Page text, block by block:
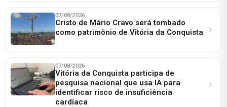
07/08/2026
Cristo de Mário Cravo será tombado
como patrimônio de Vitória da Conquista
07/08/2026
Vitória da Conquista participa de
pesquisa nacional que usa IA para
identificar risco de insuficiência
cardíaca